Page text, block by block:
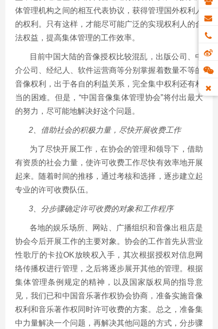
体管理机构之间的相互代表协议，获得管理国外权利人
的权利。只有这样，才能尽可能广泛的实现权利人的合
法权益，提高集体管理的工作效率。
目前中国大陆的音像授权比较混乱，出版公司、中
介公司、经纪人、软件运营商等分别掌握着数量不等的
音像权利，出于各自的利益关系，完全集中权利还有相
当的困难。但是，“中国音像集体管理协会”将付出最大
的努力，尽可能地解决好这个问题。
2、借助社会的积极力量，尽快开展收费工作
为了尽快开展工作，在协会的管理和领导下，借助
有资质的社会力量，使许可收费工作尽快有效率地开展
起来。随着时间的推移，通过考核和选择，逐步建立起
专业的许可收费队伍。
3、分步骤确定许可收费的对象和工作程序
各地的娱乐场所、网站、广播组织和音像出租店是
协会今后开展工作的主要对象。协会的工作首先从营业
性歌厅的卡拉OK放映权入手，其次根据授权对信息网
络传播权进行管理，之后将逐步展开其他的管理。根据
集体管理条例规定的精神，以及国家版权局的指导意
见，我们已和中国音乐著作权协会协商，准备实施音像
权利和音乐著作权同时许可收费的方案。总之，准备集
中力量解决一个问题，再解决其他问题的方式，分步骤